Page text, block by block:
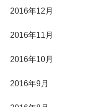
2016年12月
2016年11月
2016年10月
2016年9月